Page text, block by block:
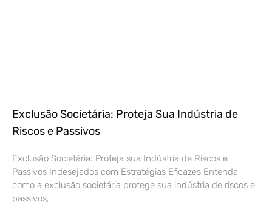
Exclusão Societária: Proteja Sua Indústria de
Riscos e Passivos
Exclusão Societária: Proteja sua Indústria de Riscos e
Passivos Indesejados com Estratégias Eficazes Entenda
como a exclusão societária protege sua indústria de riscos e
passivos,